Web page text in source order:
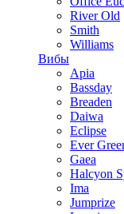
River Old
Smith
Williams
Вибы
Apia
Bassday
Breaden
Daiwa
Eclipse
Ever
Gaea
Halcyon
Ima
Jumprize